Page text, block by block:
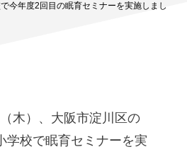
今年度2回目の眠育セミナーを実施しまし
木）、大阪市淀川区の
学校で眠育セミナーを実